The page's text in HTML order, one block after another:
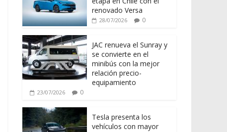
renovado Versa
28/07/2026 0
JAC renueva el Sunray y
se convierte en el
minibús con la mejor
relación precio-
equipamiento
23/07/2026 0
Tesla presenta los
vehículos con mayor